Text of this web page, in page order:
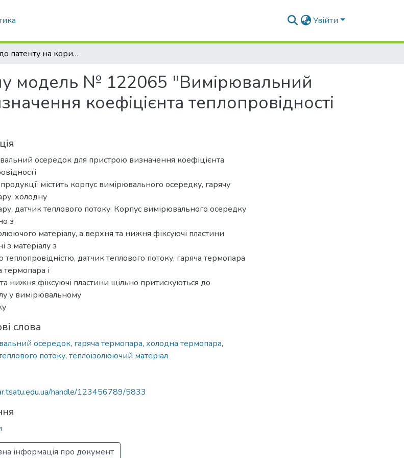
Увійти
Опис до патенту на корисну модель № 122065 "Вимірювальний осередок для пристрою визначення коефіцієнта теплопровідності сільгосппродукції"
модель № 122065 "Вимірювальний
коефіцієнта теплопровідності
осередок для пристрою визначення коефіцієнта
містить корпус вимірювального осередку, гарячу
холодну
датчик теплового потоку. Корпус вимірювального осередку
з
матеріалу, а верхня та нижня фіксуючі пластини
з матеріалу з
теплопровідністю, датчик теплового потоку, гаряча термопара
термопара і
нижня фіксуючі пластини щільно притискуються до
у вимірювальному
слова
осередок, гаряча термопара, холодна термопара,
потоку, теплоізолюючий матеріал
handle/123456789/5833
інформація про документ